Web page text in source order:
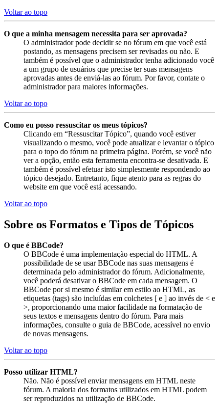
Voltar ao topo
O que a minha mensagem necessita para ser aprovada?
O administrador pode decidir se no fórum em que você está
postando, as mensagens precisem ser revisadas ou não. E
também é possível que o administrador tenha adicionado você
a um grupo de usuários que precise ter suas mensagens
aprovadas antes de enviá-las ao fórum. Por favor, contate o
administrador para maiores informações.
Voltar ao topo
Como eu posso ressuscitar os meus tópicos?
Clicando em “Ressuscitar Tópico”, quando você estiver
visualizando o mesmo, você pode atualizar e levantar o tópico
para o topo do fórum na primeira página. Porém, se você não
ver a opção, então esta ferramenta encontra-se desativada. E
também é possível efetuar isto simplesmente respondendo ao
tópico desejado. Entretanto, fique atento para as regras do
website em que você está acessando.
Voltar ao topo
Sobre os Formatos e Tipos de Tópicos
O que é BBCode?
O BBCode é uma implementação especial do HTML. A
possibilidade de se usar BBCode nas suas mensagens é
determinada pelo administrador do fórum. Adicionalmente,
você poderá desativar o BBCode em cada mensagem. O
BBCode por si mesmo é similar em estilo ao HTML, as
etiquetas (tags) são incluídas em colchetes [ e ] ao invés de < e
>, proporcionando uma maior facilidade na formatação de
seus textos e mensagens dentro do fórum. Para mais
informações, consulte o guia de BBCode, acessível no envio
de novas mensagens.
Voltar ao topo
Posso utilizar HTML?
Não. Não é possível enviar mensagens em HTML neste
fórum. A maioria dos formatos utilizados em HTML podem
ser reproduzidos na utilização de BBCode.